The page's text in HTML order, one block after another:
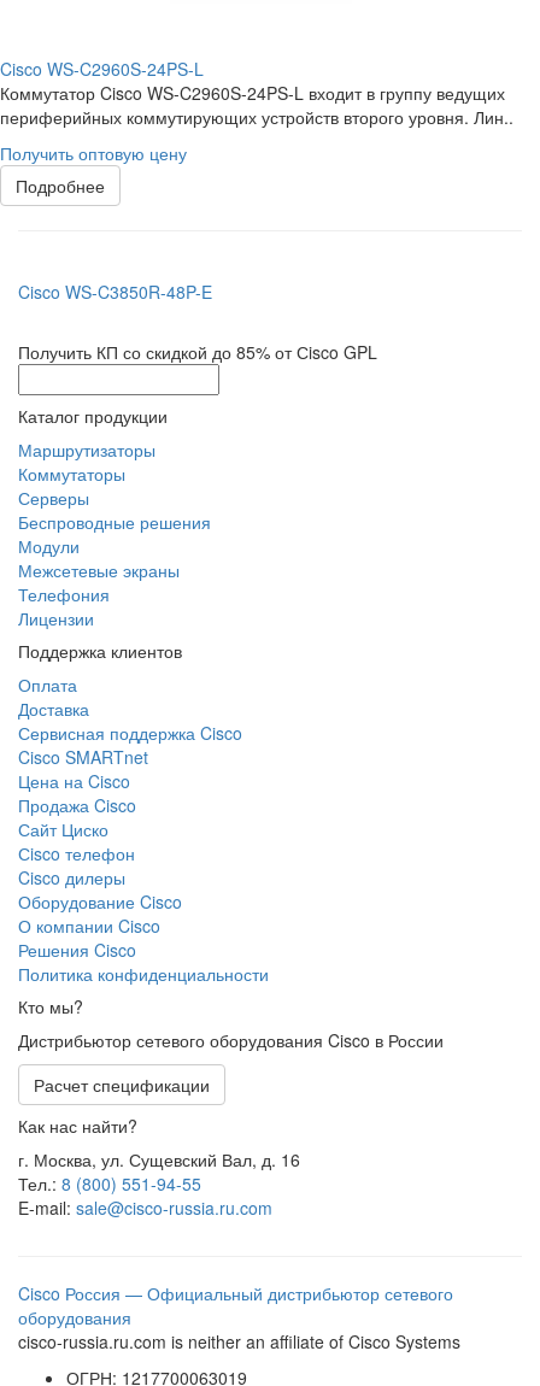
Cisco WS-C2960S-24PS-L
Коммутатор Cisco WS-C2960S-24PS-L входит в группу ведущих
периферийных коммутирующих устройств второго уровня. Лин..
Получить оптовую цену
Подробнее
Cisco WS-C3850R-48P-E
Получить КП со скидкой до 85% от Сisco GPL
Каталог продукции
Маршрутизаторы
Коммутаторы
Серверы
Беспроводные решения
Модули
Межсетевые экраны
Телефония
Лицензии
Поддержка клиентов
Оплата
Доставка
Сервисная поддержка Cisco
Cisco SMARTnet
Цена на Cisco
Продажа Cisco
Сайт Циско
Сisco телефон
Cisco дилеры
Оборудование Cisco
О компании Cisco
Решения Cisco
Политика конфиденциальности
Кто мы?
Дистрибьютор сетевого оборудования Cisco в России
Расчет спецификации
Как нас найти?
г. Москва, ул. Сущевский Вал, д. 16
Тел.: 8 (800) 551-94-55
E-mail: sale@cisco-russia.ru.com
Cisco Россия — Официальный дистрибьютор сетевого
оборудования
cisco-russia.ru.com is neither an affiliate of Cisco Systems
ОГРН: 1217700063019